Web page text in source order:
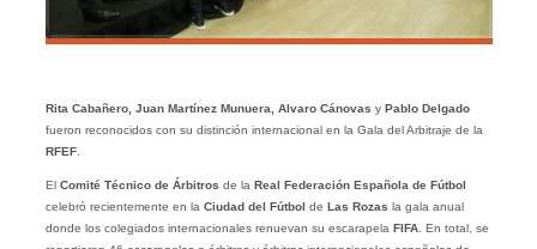
Rita Cabañero, Juan Martínez Munuera, Alvaro Cánovas y Pablo Delgado
fueron reconocidos con su distinción internacional en la Gala del Arbitraje de la
RFEF.
ElComité Técnico de Árbitros de la Real Federación Española de Fútbol
celebró recientemente en la Ciudad del Fútbol de Las Rozas la gala anual
donde los colegiados internacionales renuevan su escarapela FIFA. En total, se